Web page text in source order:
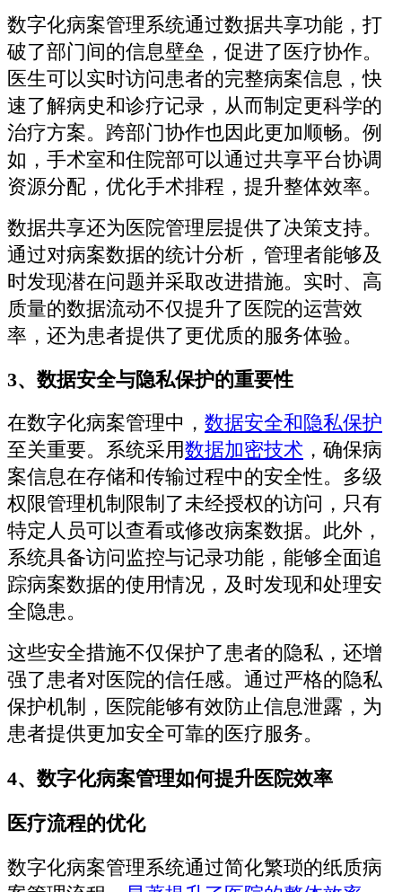
数字化病案管理系统通过数据共享功能，打
破了部门间的信息壁垒，促进了医疗协作。
医生可以实时访问患者的完整病案信息，快
速了解病史和诊疗记录，从而制定更科学的
治疗方案。跨部门协作也因此更加顺畅。例
如，手术室和住院部可以通过共享平台协调
资源分配，优化手术排程，提升整体效率。
数据共享还为医院管理层提供了决策支持。
通过对病案数据的统计分析，管理者能够及
时发现潜在问题并采取改进措施。实时、高
质量的数据流动不仅提升了医院的运营效
率，还为患者提供了更优质的服务体验。
3、数据安全与隐私保护的重要性
在数字化病案管理中， 数据安全和隐私保护
至关重要。系统采用数据加密技术 ，确保病
案信息在存储和传输过程中的安全性。多级
权限管理机制限制了未经授权的访问，只有
特定人员可以查看或修改病案数据。此外，
系统具备访问监控与记录功能，能够全面追
踪病案数据的使用情况，及时发现和处理安
全隐患。
这些安全措施不仅保护了患者的隐私，还增
强了患者对医院的信任感。通过严格的隐私
保护机制，医院能够有效防止信息泄露，为
患者提供更加安全可靠的医疗服务。
4、数字化病案管理如何提升医院效率
医疗流程的优化
数字化病案管理系统通过简化繁琐的纸质病